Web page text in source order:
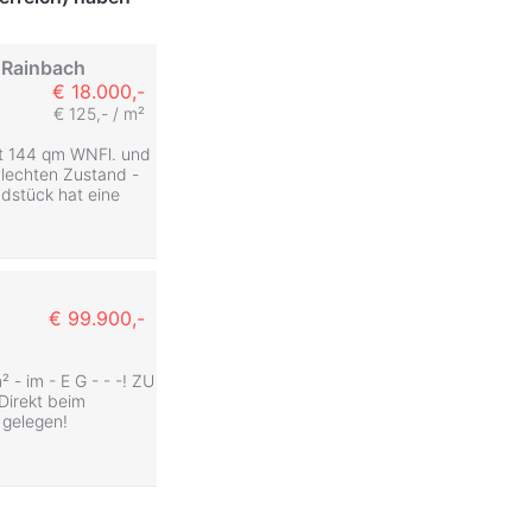
€ 18.000,-
€ 125,- / m²
qm WNFl. und
Zustand -
hat eine
€ 99.900,-
- im - E G - - -! ZU
beim